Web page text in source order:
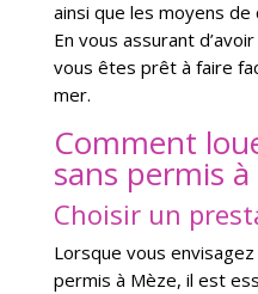
ainsi que les moyens de
En vous assurant
vous êtes prêt à faire
mer.
Comment
sans permis
Choisir un
Lorsque vous
permis à Mèze, il est